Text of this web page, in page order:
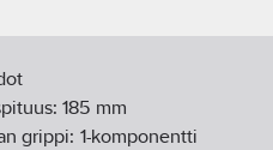
185 mm
grippi: 1-komponentti